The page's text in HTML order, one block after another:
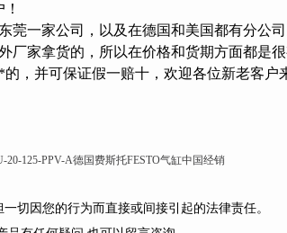
！
家公司，以及在德国和美国都有分公司
厂家拿货的，所以在价格和货期方面都是
，并可保证假一赔十，欢迎各位新老客户
20-125-PPV-A德国费斯托FESTO气缸中国经销
一切因您的行为而直接或间接引起的法律责任。